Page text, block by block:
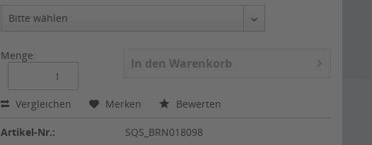
Menge:
In den Warenkorb
Vergleichen Merken Bewerten
Artikel-Nr.: SQS_BRN018098